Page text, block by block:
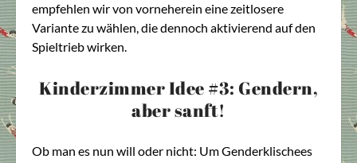
empfehlen wir von vorneherein eine zeitlosere
Variante zu wählen, die dennoch aktivierend auf den
Spieltrieb wirken.
Kinderzimmer Idee #3: Gendern,
aber sanft!
Ob man es nun will oder nicht: Um Genderklischees